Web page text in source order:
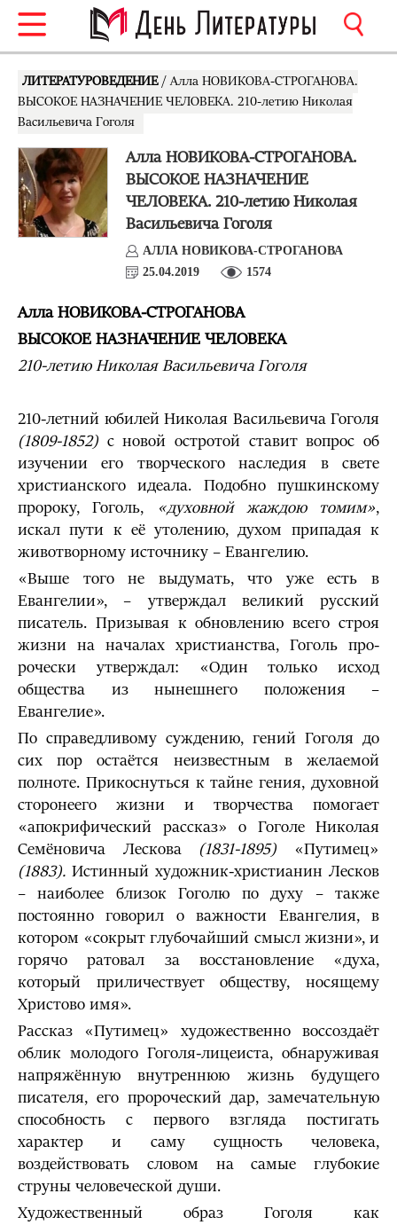
ЛИТЕРАТУРОВЕДЕНИЕ / Алла НОВИКОВА-СТРОГАНОВА.
ВЫСОКОЕ НАЗНАЧЕНИЕ ЧЕЛОВЕКА. 210-летию Николая
Васильевича Гоголя
Алла НОВИКОВА-СТРОГАНОВА.
ВЫСОКОЕ НАЗНАЧЕНИЕ
ЧЕЛОВЕКА. 210-летию Николая
Васильевича Гоголя
АЛЛА НОВИКОВА-СТРОГАНОВА
25.04.2019
1574
Алла НОВИКОВА-СТРОГАНОВА
ВЫСОКОЕ НАЗНАЧЕНИЕ ЧЕЛОВЕКА
210-летию Николая Васильевича Гоголя
210-летний юбилей Николая Васильевича Гоголя
(1809-1852) с новой остротой ставит вопрос об
изучении его творческого наследия в свете
христианского идеала. Подобно пушкинскому
пророку, Гоголь,
«духовной жаждою томим»,
искал пути к её утолению, духом припадая к
животворному источнику – Евангелию.
«Выше того не выдумать, что уже есть в
Евангелии», – утверждал великий русский
писатель. Призывая к обновлению всего строя
жизни на началах христианства, Гоголь про­
рочески утверждал: «Один только исход
общества из нынешнего положения –
Евангелие».
По справедливому суждению, гений Гоголя до
сих пор остаётся неиз­вестным в желаемой
полноте. Прикоснуться к тайне гения, духовной
сторонеего жизни и творчества помогает
«апокрифический рассказ» о Гоголе Николая
Семёновича Лескова (1831-1895) «Путимец»
(1883). Истинный художник-христианин Лесков
– наиболее близок Гоголю по духу – также
постоянно говорил о важности Евангелия, в
котором «со­крыт глубочайший смысл жизни», и
горячо ратовал за восстановление «духа,
который приличествует обществу, но­сящему
Христово имя».
Рассказ «Путимец» художественно воссоздаёт
облик молодого Гоголя-лицеиста, об­наруживая
напряжённую внутреннюю жизнь будущего
писателя, его пророческий дар, замечательную
способность с первого взгляда постигать
характер и саму сущность чело­века,
воздействовать словом на самые глубокие
струны человеческой души.
Художественный образ Гоголя как